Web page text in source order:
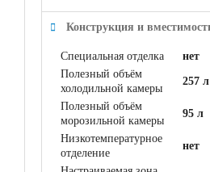
Конструкция и
Специальная отделка
нет
Полезный объём
холодильной камеры
257 л
Полезный объём
морозильной камеры
95 л
Низкотемпературное
отделение
нет